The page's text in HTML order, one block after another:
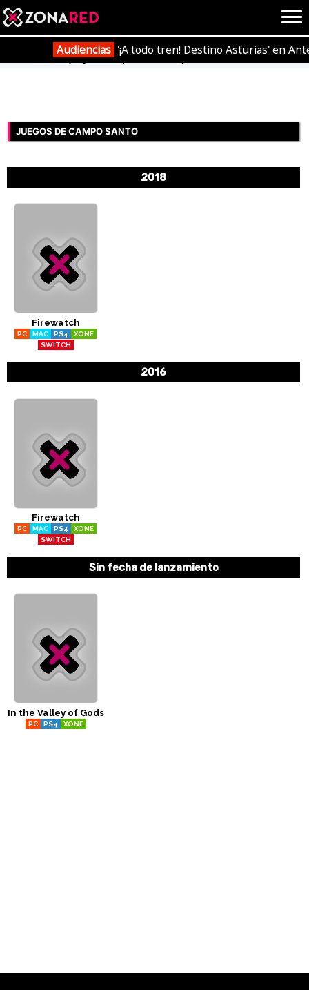
{literal}{/literal}
HOME JUEGOS
E3
Audiencias '¡A todo tren! Destino Asturias' en
Videojuegos Empresas
JUEGOS DE CAMPO SANTO
2018
Firewatch
PC MAC PS4
XONE
SWITCH
2016
Firewatch
PC MAC PS4
XONE
SWITCH
Sin fecha de lanzamiento
In the Valley of Gods
PC PS4 XONE